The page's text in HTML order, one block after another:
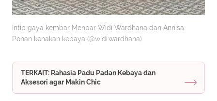
Intip gaya kembar Menpar Widi Wardhana dan Annisa
Pohan kenakan kebaya (@widi.wardhana)
TERKAIT: Rahasia Padu Padan Kebaya dan
Aksesori agar Makin Chic